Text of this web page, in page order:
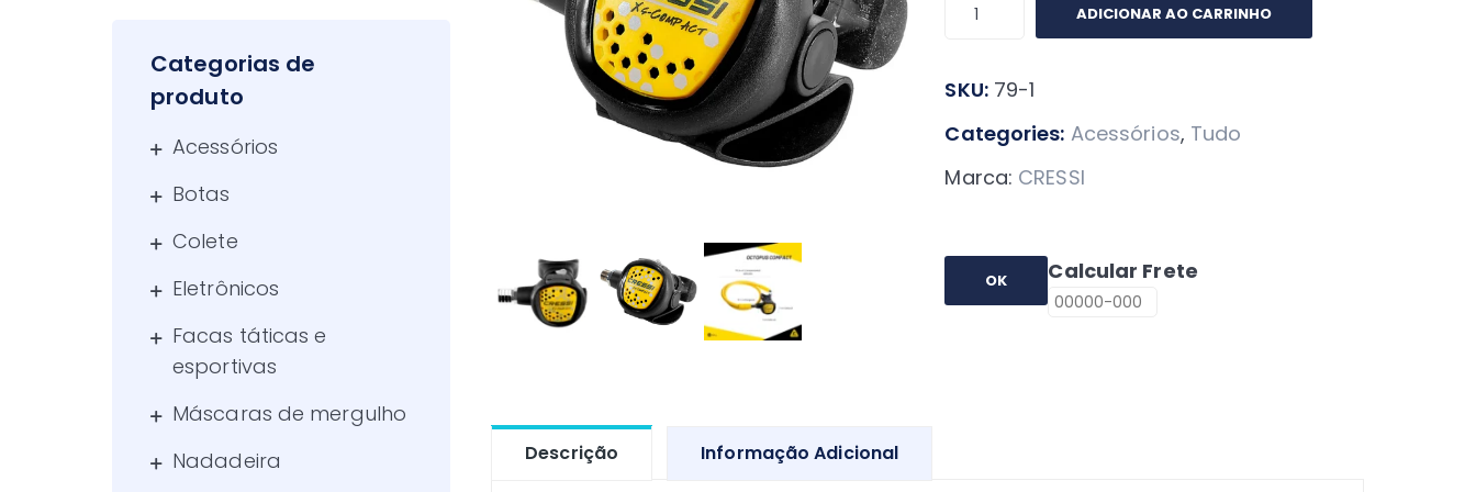
quantidade
ADICIONAR AO CARRINHO
SKU: 79-1
Categories: Acessórios, Tudo
Marca: CRESSI
Calcular Frete
OK
Descrição Informação Adicional
Categorias de
produto
Acessórios
Botas
Colete
Eletrônicos
Facas táticas e
esportivas
Máscaras de mergulho
Nadadeira